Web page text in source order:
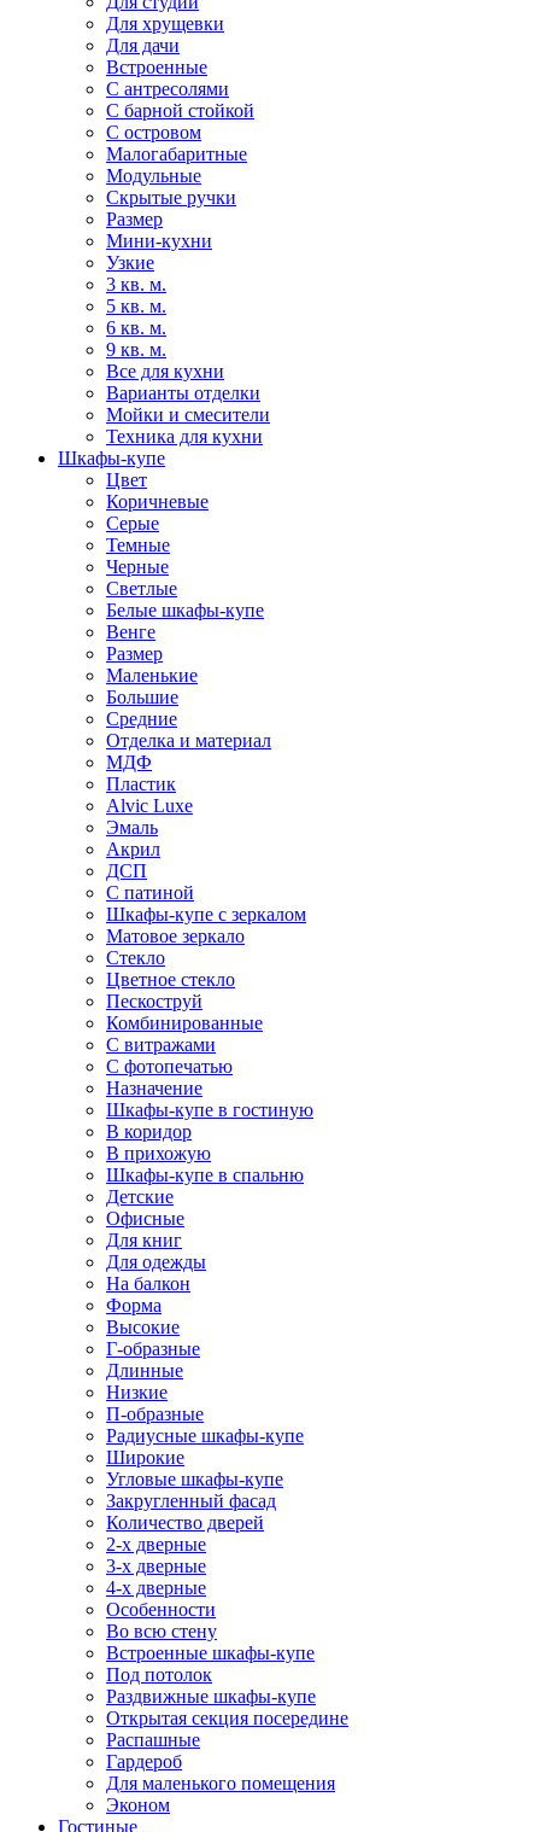
Для хрущевки
Для дачи
Встроенные
С антресолями
С барной стойкой
С островом
Малогабаритные
Модульные
Скрытые ручки
Размер
Мини-кухни
Узкие
3 кв. м.
5 кв. м.
6 кв. м.
9 кв. м.
Все для кухни
Варианты отделки
Мойки и смесители
Техника для кухни
Шкафы-купе
Цвет
Коричневые
Серые
Темные
Черные
Светлые
Белые шкафы-купе
Венге
Размер
Маленькие
Большие
Средние
Отделка и материал
МДФ
Пластик
Alvic Luxe
Эмаль
Акрил
ДСП
С патиной
Шкафы-купе с зеркалом
Матовое зеркало
Стекло
Цветное стекло
Пескоструй
Комбинированные
С витражами
С фотопечатью
Назначение
Шкафы-купе в гостиную
В коридор
В прихожую
Шкафы-купе в спальню
Детские
Офисные
Для книг
Для одежды
На балкон
Форма
Высокие
Г-образные
Длинные
Низкие
П-образные
Радиусные шкафы-купе
Широкие
Угловые шкафы-купе
Закругленный фасад
Количество дверей
2-х дверные
3-х дверные
4-х дверные
Особенности
Во всю стену
Встроенные шкафы-купе
Под потолок
Раздвижные шкафы-купе
Открытая секция посередине
Распашные
Гардероб
Для маленького помещения
Эконом
Гостиные